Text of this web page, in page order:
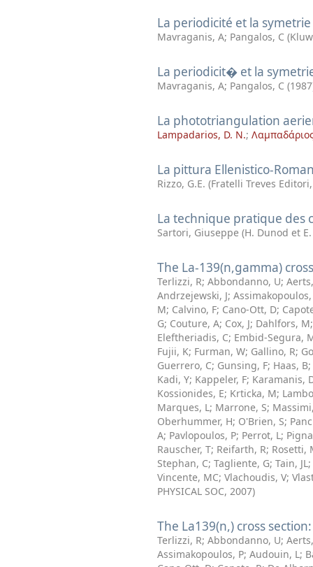
La periodicité et la
Mavraganis, A; Pangalos, C (
La periodicit� et la
Mavraganis, A; Pangalos, C (1987
La phototriangulation
Lampadarios, D. N.;
La pittura Ellenistico-
Rizzo, G.E. (Fratelli Treves Editori
La technique pratique des
Sartori, Giuseppe (H. Dunod et
The La-139(n,gamma)
Terlizzi, R; Abbondanno, U;
Andrzejewski, J; Assimakopoulos,
M; Calvino, F; Cano-Ott, D;
G; Couture, A; Cox, J; Dahlfors, M
Eleftheriadis, C; Embid-Segura,
Fujii, K; Furman, W; Gallino, R;
Guerrero, C; Gunsing, F; Haas, B;
Kadi, Y; Kappeler, F; Karamanis,
Kossionides, E; Krticka, M;
Marques, L; Marrone, S;
Oberhummer, H; O'Brien, S;
A; Pavlopoulos, P; Perrot, L;
Rauscher, T; Reifarth, R; Rosetti,
Stephan, C; Tagliente, G; Tain, JL;
Vincente, MC; Vlachoudis, V;
PHYSICAL SOC, 2007)
The La139(n,) cross
Terlizzi, R; Abbondanno, U;
Assimakopoulos, P; Audouin, L;